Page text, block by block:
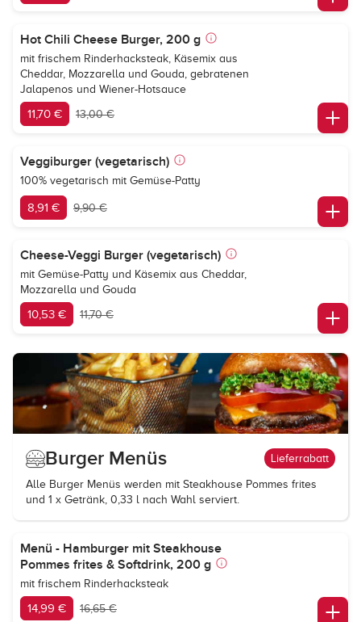
Hot Chili Cheese Burger, 200 g
mit frischem Rinderhacksteak, Käsemix aus
Cheddar, Mozzarella und Gouda, gebratenen
Jalapenos und Wiener-Hotsauce
11,70 € 13,00 €
Veggiburger (vegetarisch)
100% vegetarisch mit Gemüse-Patty
8,91 € 9,90 €
Cheese-Veggi Burger (vegetarisch)
mit Gemüse-Patty und Käsemix aus Cheddar,
Mozzarella und Gouda
10,53 € 11,70 €
Burger Menüs Lieferrabatt
Alle Burger Menüs werden mit Steakhouse Pommes frites
und 1 x Getränk, 0,33 l nach Wahl serviert.
Menü - Hamburger mit Steakhouse
Pommes frites & Softdrink, 200 g
mit frischem Rinderhacksteak
14,99 € 16,65 €